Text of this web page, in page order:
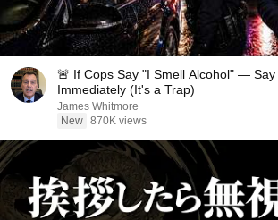
🚨 If Cops Say "I Smell Alcohol" — Say
Immediately (It's a Trap)
James Whitmore
New 870K views